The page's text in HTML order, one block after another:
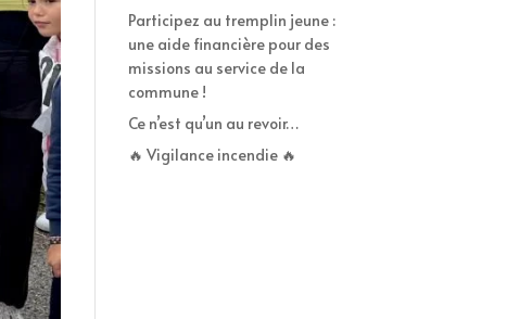
Participez au tremplin jeune :
une aide financière pour des
missions au service de la
commune !
Ce n’est qu’un au revoir…
🔥 Vigilance incendie 🔥